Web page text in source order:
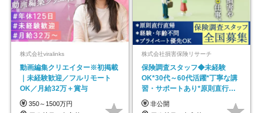
株式会社viralinks
動画編集クリエイター※初掲載
｜未経験歓迎／フルリモート
OK／月給32万＋賞与
350～1500万円
株式会社損害保険リサーチ
保険調査スタッフ◆未経験
OK*30代～60代活躍*丁寧な講
習・サポートあり*原則直行直
帰／全国募集・業務委託
非公開